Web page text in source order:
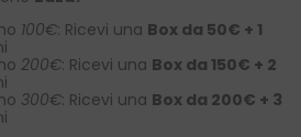
100€: Ricevi una Box da 50€ + 1
200€: Ricevi una Box da 150€ + 2
300€: Ricevi una Box da 200€ + 3